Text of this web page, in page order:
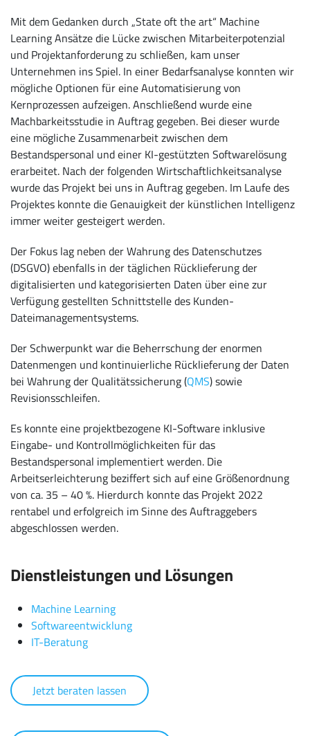
Mit dem Gedanken durch „State oft the art“ Machine
Learning Ansätze die Lücke zwischen Mitarbeiterpotenzial
und Projektanforderung zu schließen, kam unser
Unternehmen ins Spiel. In einer Bedarfsanalyse konnten wir
mögliche Optionen für eine Automatisierung von
Kernprozessen aufzeigen. Anschließend wurde eine
Machbarkeitsstudie in Auftrag gegeben. Bei dieser wurde
eine mögliche Zusammenarbeit zwischen dem
Bestandspersonal und einer KI-gestützten Softwarelösung
erarbeitet. Nach der folgenden Wirtschaftlichkeitsanalyse
wurde das Projekt bei uns in Auftrag gegeben. Im Laufe des
Projektes konnte die Genauigkeit der künstlichen Intelligenz
immer weiter gesteigert werden.
Der Fokus lag neben der Wahrung des Datenschutzes
(DSGVO) ebenfalls in der täglichen Rücklieferung der
digitalisierten und kategorisierten Daten über eine zur
Verfügung gestellten Schnittstelle des Kunden-
Dateimanagementsystems.
Der Schwerpunkt war die Beherrschung der enormen
Datenmengen und kontinuierliche Rücklieferung der Daten
bei Wahrung der Qualitätssicherung (QMS) sowie
Revisionsschleifen.
Es konnte eine projektbezogene KI-Software inklusive
Eingabe- und Kontrollmöglichkeiten für das
Bestandspersonal implementiert werden. Die
Arbeitserleichterung beziffert sich auf eine Größenordnung
von ca. 35 – 40 %. Hierdurch konnte das Projekt 2022
rentabel und erfolgreich im Sinne des Auftraggebers
abgeschlossen werden.
Dienstleistungen und Lösungen
Machine Learning
Softwareentwicklung
IT-Beratung
Jetzt beraten lassen